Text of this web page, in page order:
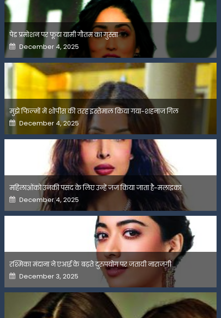
पेड प्रमोशन पर फूटा यामी गौतम का गुस्सा
Posted
on
December 4, 2025
मुझे फिल्मों में शोपीस की तरह इस्तेमाल किया गया-शहनाज गिल
Posted
on
December 4, 2025
महिलाओंको उनकी पसंद के लिए उन्हें जज किया जाता है-मलाइका
Posted
on
December 4, 2025
रश्मिका मंदाना ने एआई के बढ़ते दुरुपयोग पर जतायी नाराजगी
Posted
on
December 3, 2025